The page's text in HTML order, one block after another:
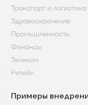
Транспорт и логистика
Здравоохранение
Промышленность
Финансы
Телеком
Ритейл
Примеры